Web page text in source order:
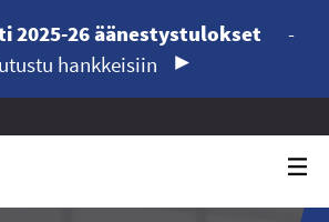
2025-26 äänestystulokset
-
hankkeisiin